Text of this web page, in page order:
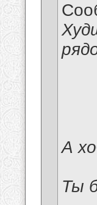
А
Ты